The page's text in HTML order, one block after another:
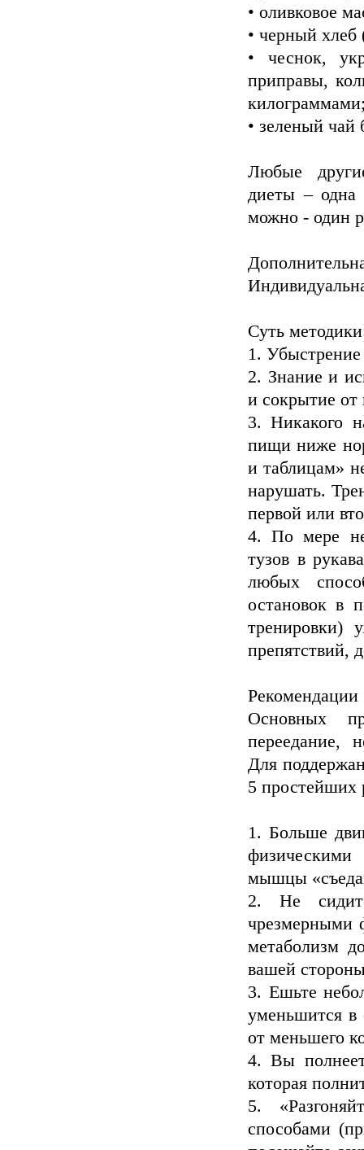
• оливковое
• черный хлеб
• чеснок,
приправы,
• зеленый чай
Любые
диеты – одна
можно - один
Суть
1.
2. Знание и
и сокрытие от
3. Никакого
пищи ниже
и таблицам»
нарушать.
первой или
4. По мере
тузов в
любых
остановок в
тренировки)
препятствий,
Рекомендации
Основных
переедание,
Для
5 простейших
1. Больше
физическими
мышцы
2. Не
чрезмерными
метаболизм
вашей
3. Ешьте
уменьшится в
от меньшего
4. Вы
которая
5.
способами